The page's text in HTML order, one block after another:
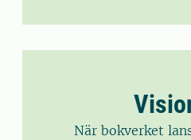
När bokverket